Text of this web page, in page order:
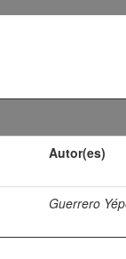
Autor(es)
Guerrero